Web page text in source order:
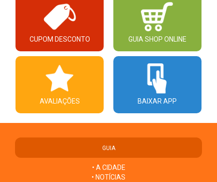
CUPOM DESCONTO GUIA SHOP ONLINE
AVALIAÇÕES BAIXAR APP
GUIA
• A CIDADE
• NOTÍCIAS